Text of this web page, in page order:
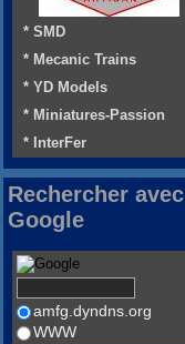
* SMD
* Mecanic Trains
* YD Models
* Miniatures-Passion
* InterFer
Rechercher avec
Google
amfg.dyndns.org
WWW